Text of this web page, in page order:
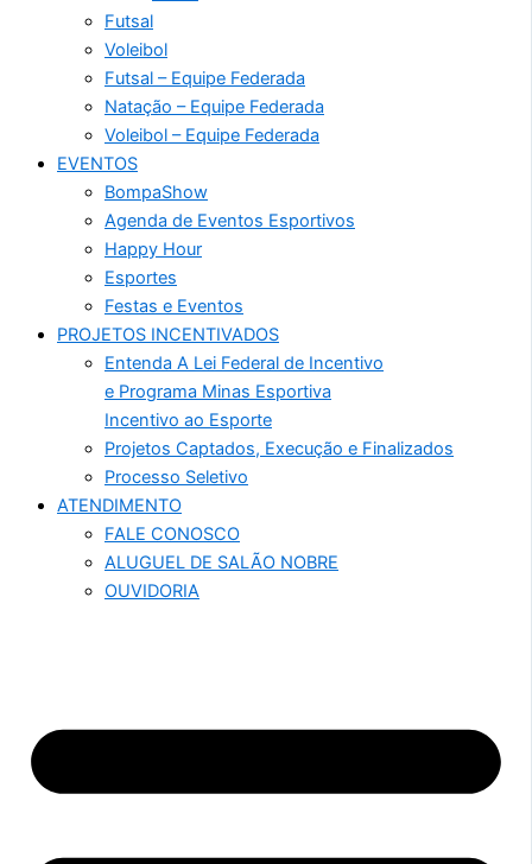
Futsal
Voleibol
Futsal – Equipe Federada
Natação – Equipe Federada
Voleibol – Equipe Federada
EVENTOS
BompaShow
Agenda de Eventos Esportivos
Happy Hour
Esportes
Festas e Eventos
PROJETOS INCENTIVADOS
Entenda A Lei Federal de Incentivo
e Programa Minas Esportiva
Incentivo ao Esporte
Projetos Captados, Execução e Finalizados
Processo Seletivo
ATENDIMENTO
FALE CONOSCO
ALUGUEL DE SALÃO NOBRE
OUVIDORIA